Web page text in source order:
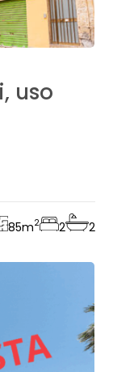
uso
85m2 2 2